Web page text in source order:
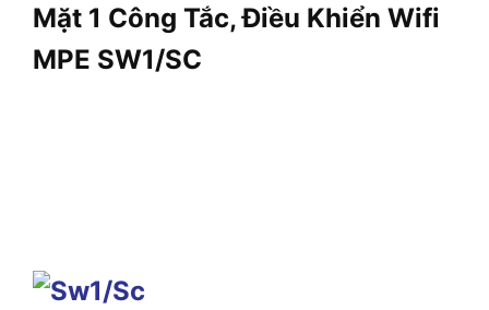
Mặt 1 Công Tắc, Điều Khiển Wifi
MPE SW1/SC